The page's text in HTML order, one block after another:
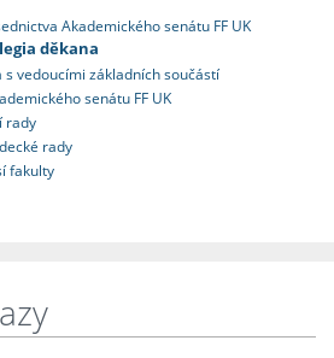
Akademického senátu FF UK
děkana
s vedoucími základních součástí
senátu FF UK
rady
rady
fakulty